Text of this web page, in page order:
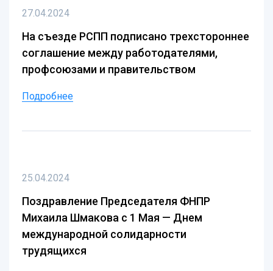
27.04.2024
На съезде РСПП подписано трехстороннее
соглашение между работодателями,
профсоюзами и правительством
Подробнее
25.04.2024
Поздравление Председателя ФНПР
Михаила Шмакова с 1 Мая — Днем
международной солидарности
трудящихся